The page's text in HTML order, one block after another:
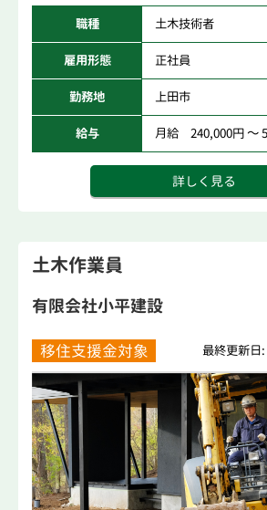
職種 土木技術者
雇用形態 正社員
勤務地 上田市
給与 月給 240,000円 ～
詳しく見る
土木作業員
有限会社小平建設
移住支援金対象 最終更新日